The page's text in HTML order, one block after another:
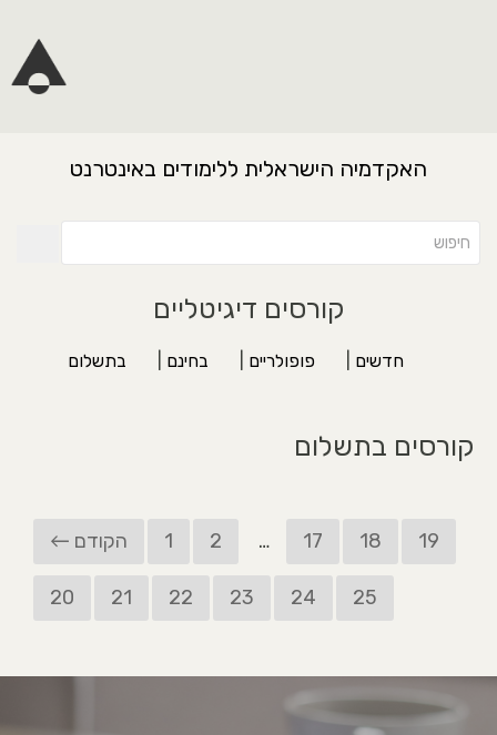
האקדמיה הישראלית ללימודים באינטרנט
קורסים דיגיטליים
חדשים פופולריים בחינם בתשלום
קורסים בתשלום
← הקודם 1 2 … 17 18 19
20 21 22 23 24 25